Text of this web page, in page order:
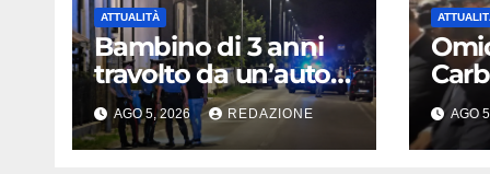
ATTUALITÀ
Bambino di 3 anni
travolto da un’auto a
Crocetta del
Montello: è
gravissimo,
AGO 5, 2026 REDAZIONE AGO